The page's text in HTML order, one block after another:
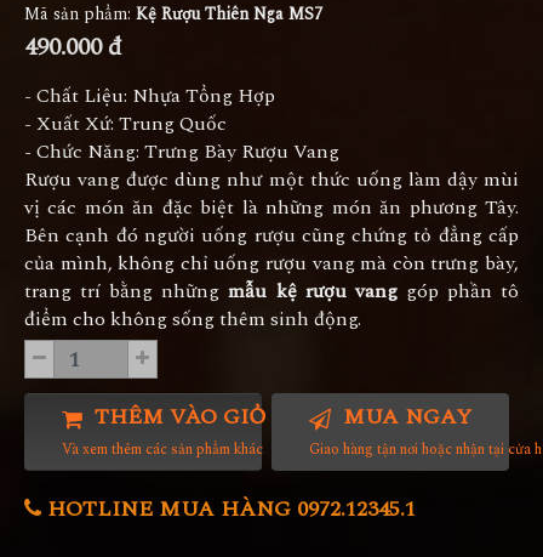
Mã sản phẩm: Kệ Rượu Thiên Nga MS7
490.000 đ
- Chất Liệu: Nhựa Tổng Hợp
- Xuất Xứ: Trung Quốc
- Chức Năng: Trưng Bày Rượu Vang
Rượu vang được dùng như một thức uống làm dậy mùi
vị các món ăn đặc biệt là những món ăn phương Tây.
Bên cạnh đó người uống rượu cũng chứng tỏ đẳng cấp
của mình, không chỉ uống rượu vang mà còn trưng bày,
trang trí bằng nhữngmẫu kệ rượu vanggóp phần tô
điểm cho không sống thêm sinh động.
THÊM VÀO GIỎ HÀNG
Và xem thêm các sản phẩm khác
MUA NGAY
Giao hàng tận nơi hoặc nhận tại cửa
HOTLINE MUA HÀNG 0972.12345.1